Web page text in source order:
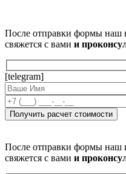
После отправки формы наш
свяжется с вами и
[telegram]
После отправки формы наш
свяжется с вами и